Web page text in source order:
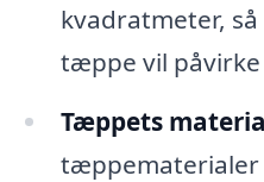
kvadratmeter,
tæppe vil påvirke
Tæppets